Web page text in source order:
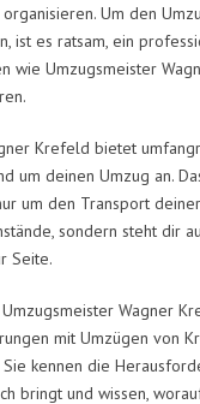
Um den
ist es ratsam, ein
wie Umzugsmeister
Krefeld bietet
um deinen Umzug an.
um den Transport
sondern steht dir
Seite.
Wagner
mit Umzügen von
kennen die
bringt und wissen,